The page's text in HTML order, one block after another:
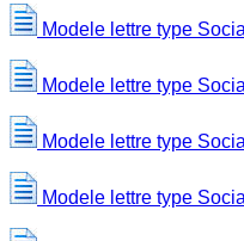
Modele lettre type
Modele lettre type
Modele lettre type
Modele lettre type